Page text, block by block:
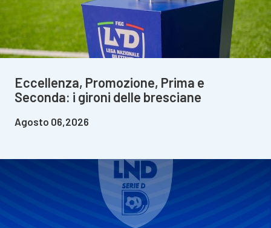
Eccellenza, Promozione, Prima e
Seconda: i gironi delle bresciane
Agosto 06,2026